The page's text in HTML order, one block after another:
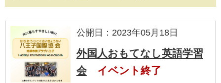
公開日：2023年05月18日
外国人おもてなし英語学習
会
イベント終了